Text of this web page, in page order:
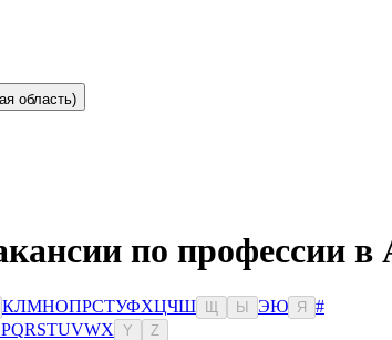
область)
по профессии в
КЛМНОПРСТУФХЦЧШ Ы ЭЮ Я
#
PQRSTUVWX Y Z